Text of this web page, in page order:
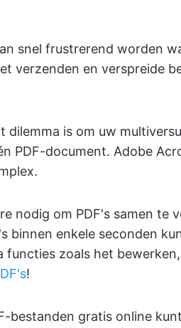
snel frustrerend worden
verzenden en verspreide
is om uw
PDF-document. Adobe
nodig om PDF's samen te
binnen enkele seconden
functies zoals het
!
bestanden gratis online